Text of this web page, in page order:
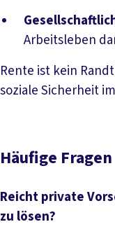
Arbeitsleben
Rente ist kein
soziale Sicherheit
Häufige Fragen
Reicht private
zu lösen?